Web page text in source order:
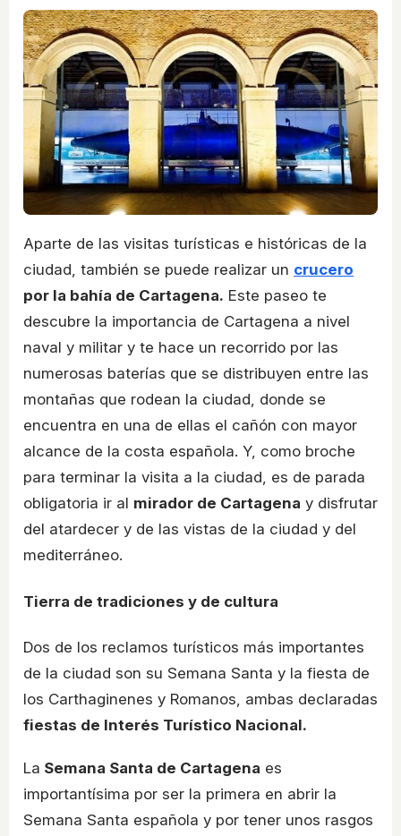
Aparte de las visitas turísticas e históricas de la
ciudad, también se puede realizar un crucero
por la bahía de Cartagena. Este paseo te
descubre la importancia de Cartagena a nivel
naval y militar y te hace un recorrido por las
numerosas baterías que se distribuyen entre las
montañas que rodean la ciudad, donde se
encuentra en una de ellas el cañón con mayor
alcance de la costa española. Y, como broche
para terminar la visita a la ciudad, es de parada
obligatoria ir al mirador de Cartagena y disfrutar
del atardecer y de las vistas de la ciudad y del
mediterráneo.
Tierra de tradiciones y de cultura
Dos de los reclamos turísticos más importantes
de la ciudad son su Semana Santa y la fiesta de
los Carthaginenes y Romanos, ambas declaradas
fiestas de Interés Turístico Nacional.
La Semana Santa de Cartagena es
importantísima por ser la primera en abrir la
Semana Santa española y por tener unos rasgos